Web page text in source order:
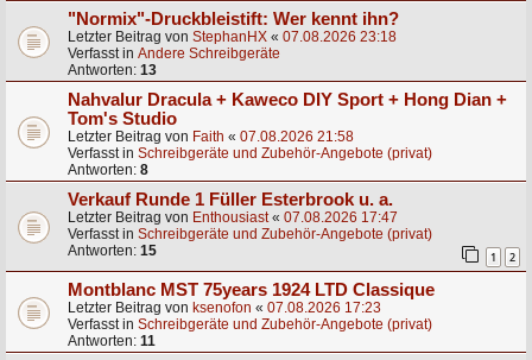
"Normix"-Druckbleistift: Wer kennt ihn?
Letzter Beitrag von StephanHX « 07.08.2026 23:18
Verfasst in Andere Schreibgeräte
Antworten: 13
Nahvalur Dracula + Kaweco DIY Sport + Hong Dian +
Tom's Studio
Letzter Beitrag von Faith « 07.08.2026 21:58
Verfasst in Schreibgeräte und Zubehör-Angebote (privat)
Antworten: 8
Verkauf Runde 1 Füller Esterbrook u. a.
Letzter Beitrag von Enthousiast« 07.08.2026 17:47
Verfasst in Schreibgeräte und Zubehör-Angebote (privat)
Antworten: 15 1 2
Montblanc MST 75years 1924 LTD Classique
Letzter Beitrag von ksenofon « 07.08.2026 17:23
Verfasst in Schreibgeräte und Zubehör-Angebote (privat)
Antworten: 11